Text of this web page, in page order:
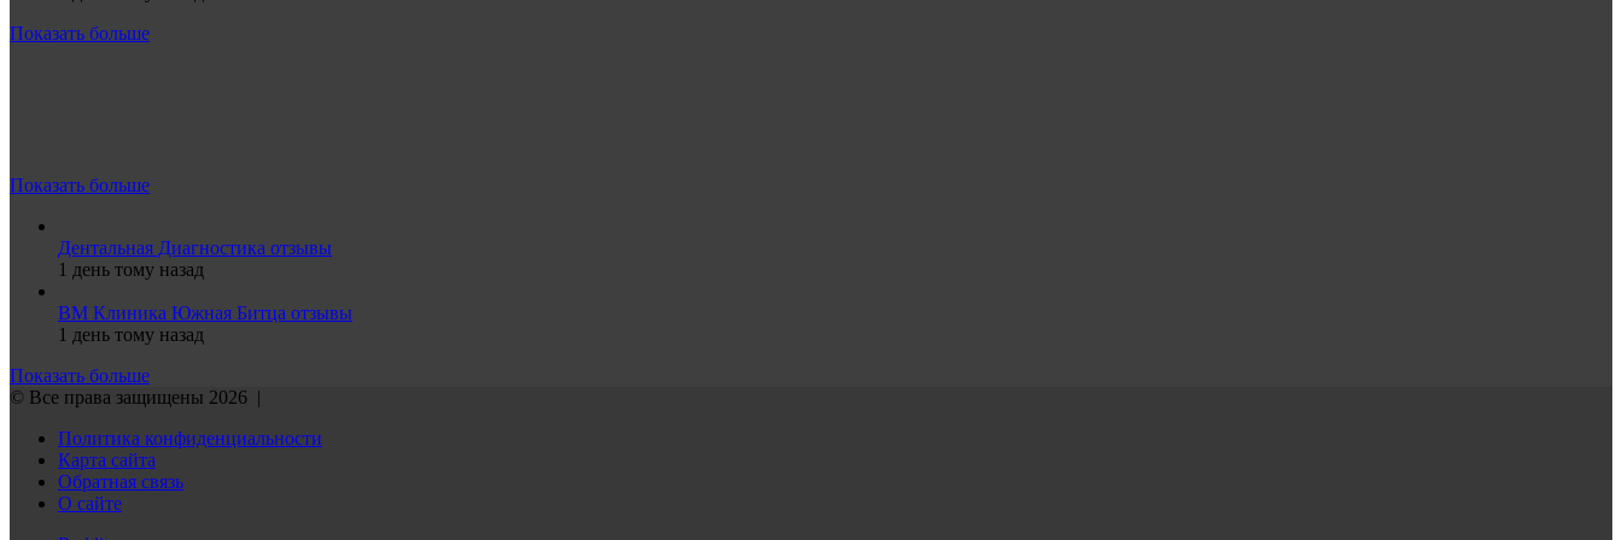
Показать больше
Показать больше
Дентальная Диагностика отзывы
1 день тому назад
ВМ Клиника Южная Битца отзывы
1 день тому назад
Показать больше
© Все права защищены 2026 |
Политика конфиденциальности
Карта сайта
Обратная связь
О сайте